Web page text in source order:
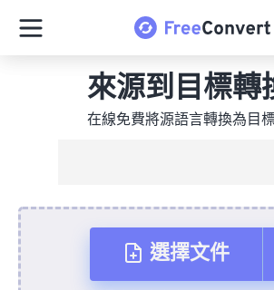
來源到目標轉
在線免費將源語言轉換為目
選擇文件